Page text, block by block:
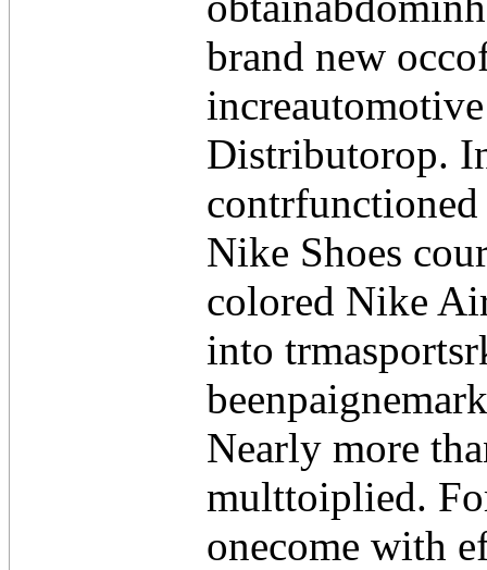
brand new
Distributorop.
Nike Shoes
colored Nike
into
Nearly more
multtoiplied.
onecome with